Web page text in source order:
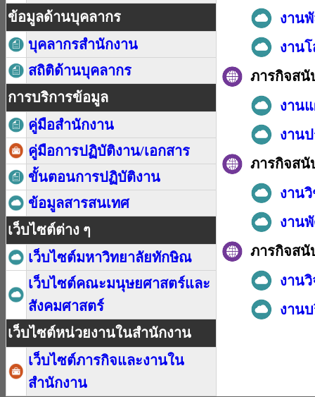
ข้อมูลด้านบุคลากร
บุคลากรสำนักงาน
สถิติด้านบุคลากร
การบริการข้อมูล
คู่มือสำนักงาน
คู่มือการปฏิบัติงาน/เอกสาร
ขั้นตอนการปฏิบัติงาน
ข้อมูลสารสนเทศ
เว็บไซต์ต่าง ๆ
เว็บไซต์มหาวิทยาลัยทักษิณ
เว็บไซต์คณะมนุษยศาสตร์และ
สังคมศาสตร์
เว็บไซต์หน่วยงานในสำนักงาน
เว็บไซต์ภารกิจและงานใน
สำนักงาน
งาน
งาน
ภารกิจสนั
งาน
งาน
ภารกิจสนั
งาน
งาน
ภารกิจสนั
งาน
งาน